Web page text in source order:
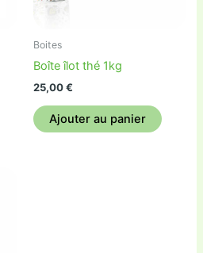
Boites
Boîte îlot thé 1kg
25,00€
Ajouter au panier